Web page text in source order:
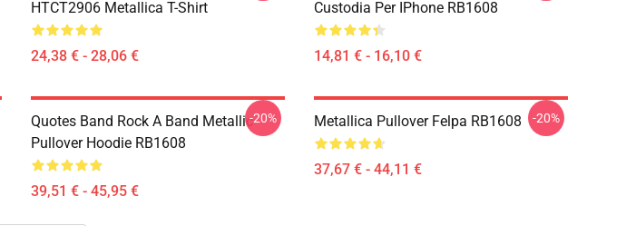
HTCT2906 Metallica T-Shirt
24,38 € - 28,06 €
Custodia Per IPhone RB1608
14,81 € - 16,10 €
Quotes Band Rock A Band Metallic
Pullover Hoodie RB1608
39,51 € - 45,95 €
-20% Metallica Pullover Felpa RB1608
37,67 € - 44,11 €
-20%